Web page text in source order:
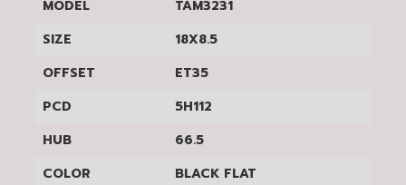
MODEL
TAM3231
SIZE
18X8.5
OFFSET
ET35
PCD
5H112
HUB
66.5
COLOR
BLACK FLAT